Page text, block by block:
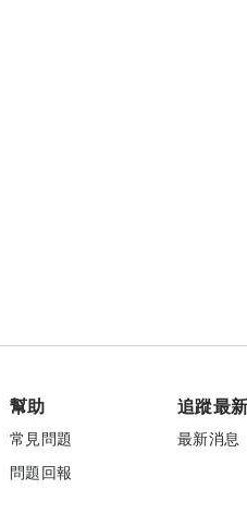
幫助
常見問題
問題回報
追蹤最
最新消息